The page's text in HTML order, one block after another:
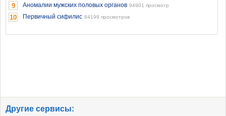
9 Аномалии мужских половых органов 94901 просмотр
10 Первичный сифилис 84199 просмотров
Другие сервисы: